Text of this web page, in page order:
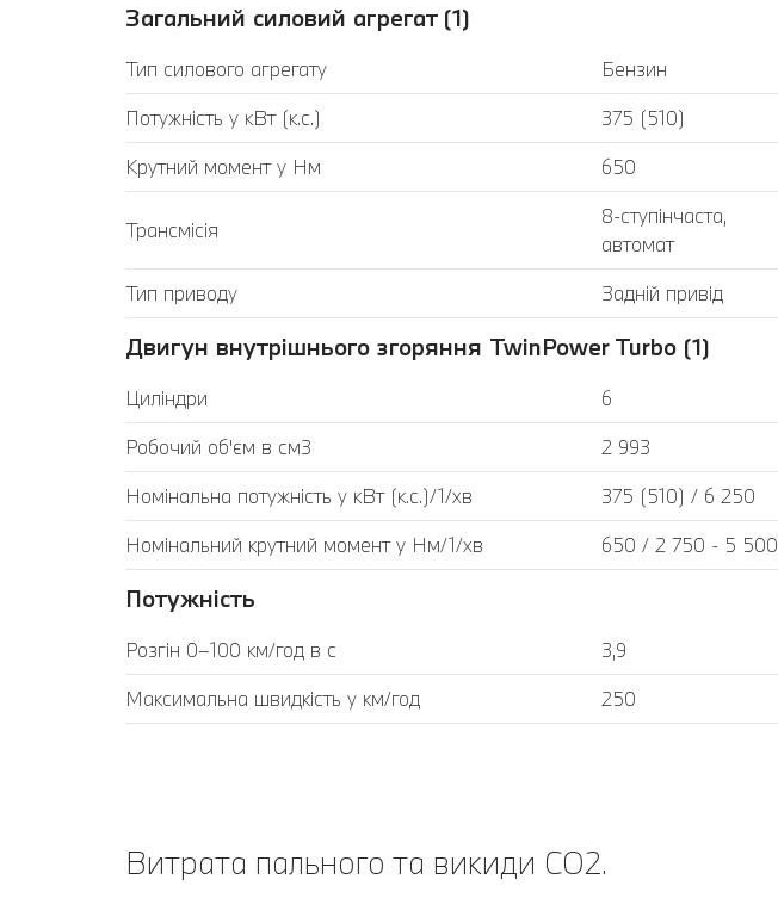
Загальний силовий агрегат (1)
Тип силового агрегату
Бензин
Потужність у кВт (к.с.)
375 (510)
Крутний момент у Нм
650
Трансмісія
8-ступінчаста,
автомат
Тип приводу
Задній привід
Двигун внутрішнього згоряння TwinPower Turbo (1)
Циліндри
6
Робочий об'єм в см3
2 993
Номінальна потужність у кВт (к.с.)/1/хв
375 (510) / 6 250
Номінальний крутний момент у Нм/1/хв
650 / 2 750 - 5 500
Потужність
Розгін 0–100 км/год в с
3,9
Максимальна швидкість у км/год
250
Витрата пального та викиди CO2.